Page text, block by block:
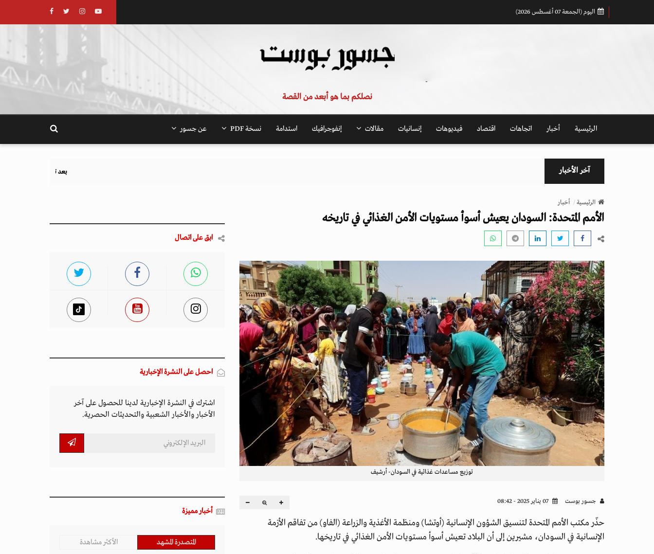
اليوم (الجمعة 07 أغسطس 2026)
نصلكم بما هو أبعد من القصة
الرئيسية أخبار اتجاهات اقتصاد فيديوهات إنسانيات مقالات إنفوجرافيك استدامة نسخة PDF عن جسور
آخر الأخبار بعد تحذيرات أوروبية.. كيف يهدد نظام الغذاء
الرئيسية أخبار
الأمم المتحدة: السودان يعيش أسوأ مستويات الأمن الغذائي في تاريخه
توزيع مساعدات غذائية في السودان- أرشيف
جسور بوست 07 يناير 2025 - 08:42
حذّر مكتب الأمم المتحدة لتنسيق الشؤون الإنسانية (أوتشا) ومنظمة الأغذية والزراعة (الفاو) من تفاقم الأزمة
الإنسانية في السودان، مشيرين إلى أن البلاد تعيش أسوأ مستويات الأمن الغذائي في تاريخها.
ابق على اتصال
احصل على النشرة الإخبارية
اشترك في النشرة الإخبارية لدينا للحصول على آخر
الأخبار والأخبار الشعبية والتحديثات الحصرية.
أخبار مميزة
المتصدرة المشهد الأكثر مشاهدة